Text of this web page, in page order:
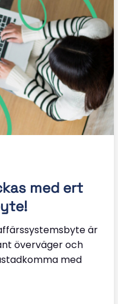
med ert
är
överväger och
med